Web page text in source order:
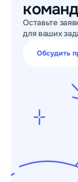
Оставьте
для ваших
Обсудить